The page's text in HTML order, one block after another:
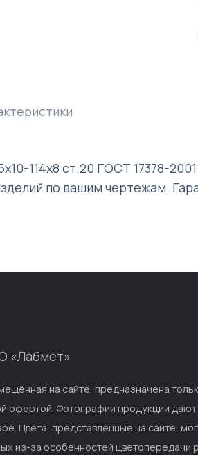
114х8 ст.20 ГОСТ 17378-
по вашим чертежам.
«Лабмет»
на сайте, предназначена
офертой. Фотографии продукции
Цвета, представленные на сайте,
из-за особенностей цветопередачи